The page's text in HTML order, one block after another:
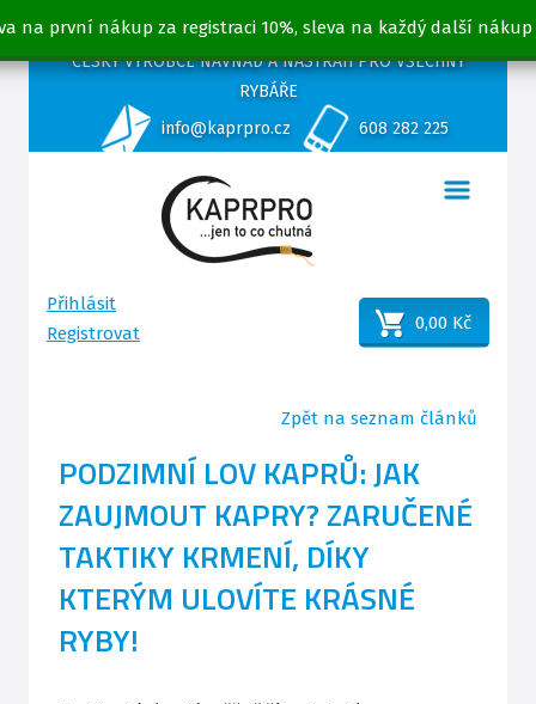
na první nákup za registraci 10%, sleva na každý další nákup
ČESKÝ VÝROBCE NÁVNAD A NÁSTRAH PRO VŠECHNY
RYBÁŘE
info@kaprpro.cz
608 282 225
Přihlásit
Registrovat
0,00 Kč
Zpět na seznam článků
PODZIMNÍ LOV KAPRŮ: JAK
ZAUJMOUT KAPRY? ZARUČENÉ
TAKTIKY KRMENÍ, DÍKY
KTERÝM ULOVÍTE KRÁSNÉ
RYBY!